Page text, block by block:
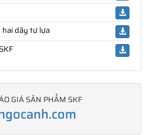
dãy tự lựa
GIÁ SẢN PHẨM SKF